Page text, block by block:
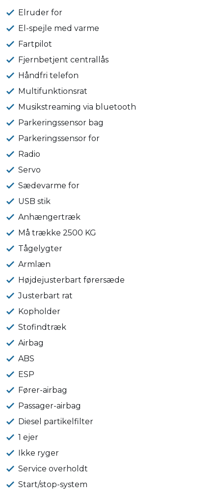
Elruder for
El-spejle med varme
Fartpilot
Fjernbetjent centrallås
Håndfri telefon
Multifunktionsrat
Musikstreaming via bluetooth
Parkeringssensor bag
Parkeringssensor for
Radio
Servo
Sædevarme for
USB stik
Anhængertræk
Må trække 2500 KG
Tågelygter
Armlæn
Højdejusterbart førersæde
Justerbart rat
Kopholder
Stofindtræk
Airbag
ABS
ESP
Fører-airbag
Passager-airbag
Diesel partikelfilter
1 ejer
Ikke ryger
Service overholdt
Start/stop-system